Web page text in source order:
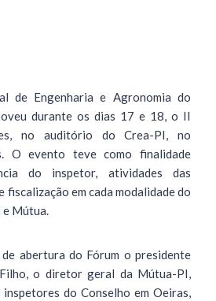
de Engenharia e Agronomia do
durante os dias 17 e 18, o II
no auditório do Crea-PI, no
O evento teve como finalidade
do inspetor, atividades das
fiscalização em cada modalidade do
e Mútua.
de abertura do Fórum o presidente
o diretor geral da Mútua-PI,
do Conselho em Oeiras,